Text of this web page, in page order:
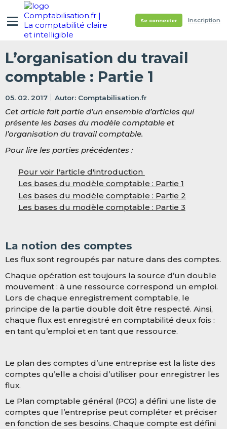
Se connecter Inscription
L’organisation du travail
comptable : Partie 1
05. 02. 2017 Comptabilisation.fr
Cet article fait partie d’un ensemble d’articles qui
présente les bases du modèle comptable et
l’organisation du travail comptable.
Pour lire les parties précédentes :
Pour voir l'article d'introduction
Les bases du modèle comptable : Partie 1
Les bases du modèle comptable : Partie 2
Les bases du modèle comptable : Partie 3
La notion des comptes
Les flux sont regroupés par nature dans des comptes.
Chaque opération est toujours la source d’un double
mouvement : à une ressource correspond un emploi.
Lors de chaque enregistrement comptable, le
principe de la partie double doit être respecté. Ainsi,
chaque flux est enregistré en comptabilité deux fois :
en tant qu’emploi et en tant que ressource.
Le plan des comptes d’une entreprise est la liste des
comptes qu’elle a choisi d’utiliser pour enregistrer les
flux.
Le Plan comptable général (PCG) a défini une liste de
comptes que l’entreprise peut compléter et préciser
en fonction de ses besoins. Chaque compte est défini